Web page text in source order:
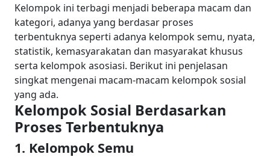
Kelompok ini terbagi menjadi beberapa macam dan
kategori, adanya yang berdasar proses
terbentuknya seperti adanya kelompok semu, nyata,
statistik, kemasyarakatan dan masyarakat khusus
serta kelompok asosiasi. Berikut ini penjelasan
singkat mengenai macam-macam kelompok sosial
yang ada.
Kelompok Sosial Berdasarkan
Proses Terbentuknya
1. Kelompok Semu